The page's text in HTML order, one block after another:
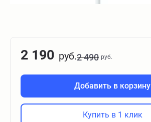
2 190 руб.2 490 руб.
Добавить в корзину
Купить в 1 клик